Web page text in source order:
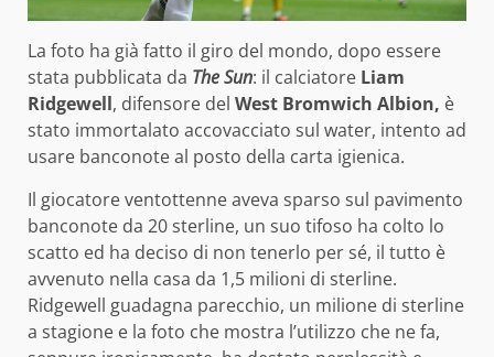
La foto ha già fatto il giro del mondo, dopo essere
stata pubblicata da The Sun: il calciatore Liam
Ridgewell, difensore del West Bromwich Albion, è
stato immortalato accovacciato sul water, intento ad
usare banconote al posto della carta igienica.
Il giocatore ventottenne aveva sparso sul pavimento
banconote da 20 sterline, un suo tifoso ha colto lo
scatto ed ha deciso di non tenerlo per sé, il tutto è
avvenuto nella casa da 1,5 milioni di sterline.
Ridgewell guadagna parecchio, un milione di sterline
a stagione e la foto che mostra l’utilizzo che ne fa,